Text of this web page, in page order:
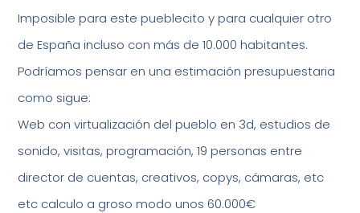
Imposible para este pueblecito y para cualquier otro
de España incluso con más de 10.000 habitantes.
Podríamos pensar en una estimación presupuestaria
como sigue:
Web con virtualización del pueblo en 3d, estudios de
sonido, visitas, programación, 19 personas entre
director de cuentas, creativos, copys, cámaras, etc
etc calculo a groso modo unos 60.000€